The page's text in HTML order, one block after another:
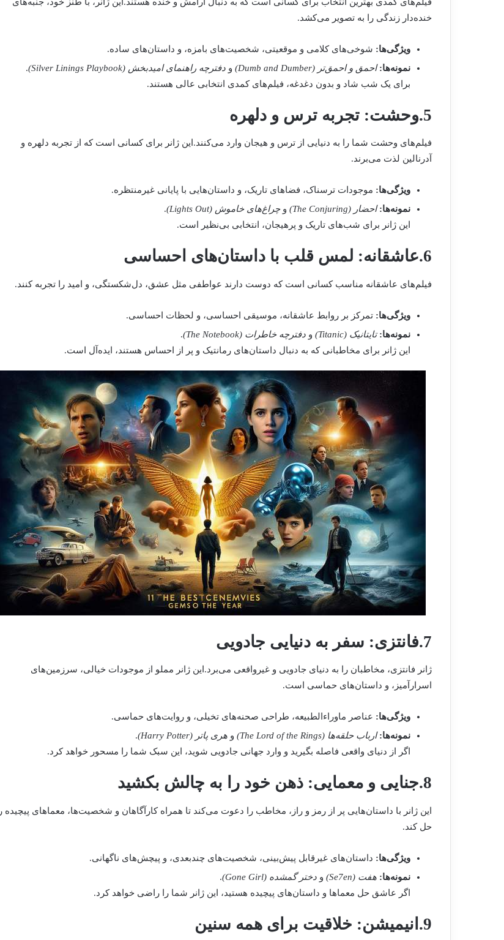
خنده‌دار زندگی را به تصویر می‌کشد.
ویژگی‌ها: شوخی‌های کلامی و موقعیتی، شخصیت‌های بامزه، و داستان‌های ساده.
نمونه‌ها: احمق و احمق‌تر (Dumb and Dumber) و دفترچه راهنمای امیدبخش (Silver Linings Playbook)
.
برای یک شب شاد و بدون دغدغه، فیلم‌های کمدی انتخابی عالی هستند.
5.وحشت: تجربه ترس و دلهره
فیلم‌های وحشت شما را به دنیایی از ترس و هیجان وارد می‌کنند.این ژانر برای کسانی است که از تجربه دلهره و
آدرنالین لذت می‌برند.
ویژگی‌ها: موجودات ترسناک، فضاهای تاریک، و داستان‌هایی با پایانی غیرمنتظره.
نمونه‌ها: احضار (The Conjuring) وچراغ‌های خاموش (Lights Out)
.
این ژانر برای شب‌های تاریک و پرهیجان، انتخابی بی‌نظیر است.
6.عاشقانه: لمس قلب با داستان‌های احساسی
فیلم‌های عاشقانه مناسب کسانی است که دوست دارند عواطفی مثل عشق، دل‌شکستگی، و امید را تجربه کنند.
ویژگی‌ها: تمرکز بر روابط عاشقانه، موسیقی احساسی، و لحظات احساسی.
نمونه‌ها: تایتانیک (Titanic) و دفترچه خاطرات (The Notebook)
.
این ژانر برای مخاطبانی که به دنبال داستان‌های رمانتیک و پر از احساس هستند، ایده‌آل است.
7.فانتزی: سفر به دنیایی جادویی
ژانر فانتزی، مخاطبان را به دنیای جادویی و غیرواقعی می‌برد.این ژانر مملو از موجودات خیالی، سرزمین‌های
اسرارآمیز، و داستان‌های حماسی است.
ویژگی‌ها: عناصر ماوراءالطبیعه، طراحی صحنه‌های تخیلی، و روایت‌های حماسی.
نمونه‌ها: ارباب حلقه‌ها (The Lord of the Rings) و هری پاتر (Harry Potter)
.
اگر از دنیای واقعی فاصله بگیرید و وارد جهانی جادویی شوید، این سبک شما را مسحور خواهد کرد.
8.جنایی و معمایی: ذهن خود را به چالش بکشید
این ژانر با داستان‌هایی پر از رمز و راز، مخاطب را دعوت می‌کند تا همراه کارآگاهان و شخصیت‌ها، معماهای پیچیده را
حل کند.
ویژگی‌ها: داستان‌های غیرقابل پیش‌بینی، شخصیت‌های چندبعدی، و پیچش‌های ناگهانی.
نمونه‌ها: هفت (Se7en) و دختر گمشده (Gone Girl)
.
اگر عاشق حل معماها و داستان‌های پیچیده هستید، این ژانر شما را راضی خواهد کرد.
9.انیمیشن: خلاقیت برای همه سنین